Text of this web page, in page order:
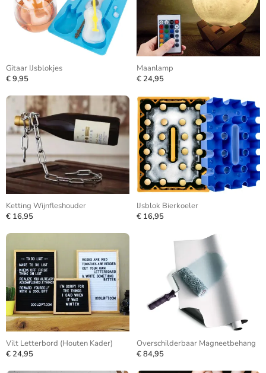
Gitaar IJsblokjes
€ 9,95
Maanlamp
€ 24,95
Ketting Wijnfleshouder
€ 16,95
IJsblok Bierkoeler
€ 16,95
Vilt Letterbord (Houten Kader)
€ 24,95
Overschilderbaar Magneetbehang
€ 84,95